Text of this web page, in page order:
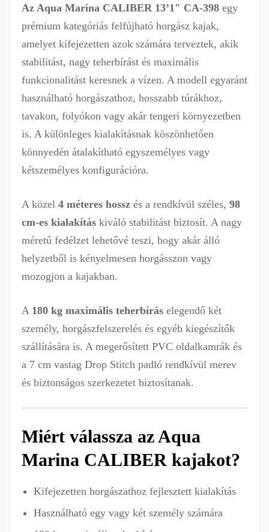
Az Aqua Marina CALIBER 13’1″ CA-398 egy
prémium kategóriás felfújható horgász kajak,
amelyet kifejezetten azok számára terveztek, akik
stabilitást, nagy teherbírást és maximális
funkcionalitást keresnek a vízen. A modell egyaránt
használható horgászathoz, hosszabb túrákhoz,
tavakon, folyókon vagy akár tengeri környezetben
is. A különleges kialakításnak köszönhetően
könnyedén átalakítható egyszemélyes vagy
kétszemélyes konfigurációra.
A közel 4 méteres hossz és a rendkívül széles, 98
cm-es kialakítás kiváló stabilitást biztosít. A nagy
méretű fedélzet lehetővé teszi, hogy akár álló
helyzetből is kényelmesen horgásszon vagy
mozogjon a kajakban.
A 180 kg maximális teherbírás elegendő két
személy, horgászfelszerelés és egyéb kiegészítők
szállítására is. A megerősített PVC oldalkamrák és
a 7 cm vastag Drop Stitch padló rendkívül merev
és biztonságos szerkezetet biztosítanak.
Miért válassza az Aqua
Marina CALIBER kajakot?
Kifejezetten horgászathoz fejlesztett kialakítás
Használható egy vagy két személy számára